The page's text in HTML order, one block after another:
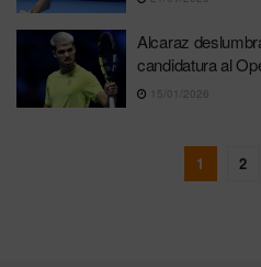
Alcaraz
candidatura al
15/01/2026
1 2